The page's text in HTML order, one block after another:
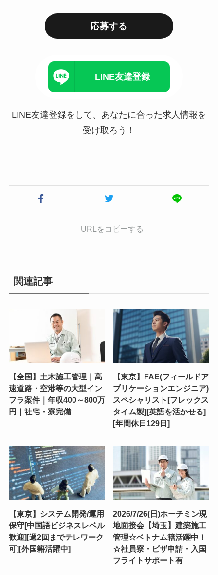
応募する
LINE友達登録
LINE友達登録をして、あなたに合った求人情報を
受け取ろう！
URLをコピーする
関連記事
【全国】土木施工管理｜高
速道路・空港等の大型イン
フラ案件｜年収400～800万
円｜社宅・寮完備
【東京】FAE(フィールドア
プリケーションエンジニア)
スペシャリスト[フレックス
タイム製][英語を活かせる]
[年間休日129日]
【東京】システム開発/運用
保守[中国語ビジネスレベル
歓迎][週2回までテレワーク
可][外国籍活躍中]
2026/7/26(日)ホーチミン現
地面接会【埼玉】建築施工
管理☆ベトナム籍活躍中！
☆社員寮・ビザ申請・入国
フライトサポート有